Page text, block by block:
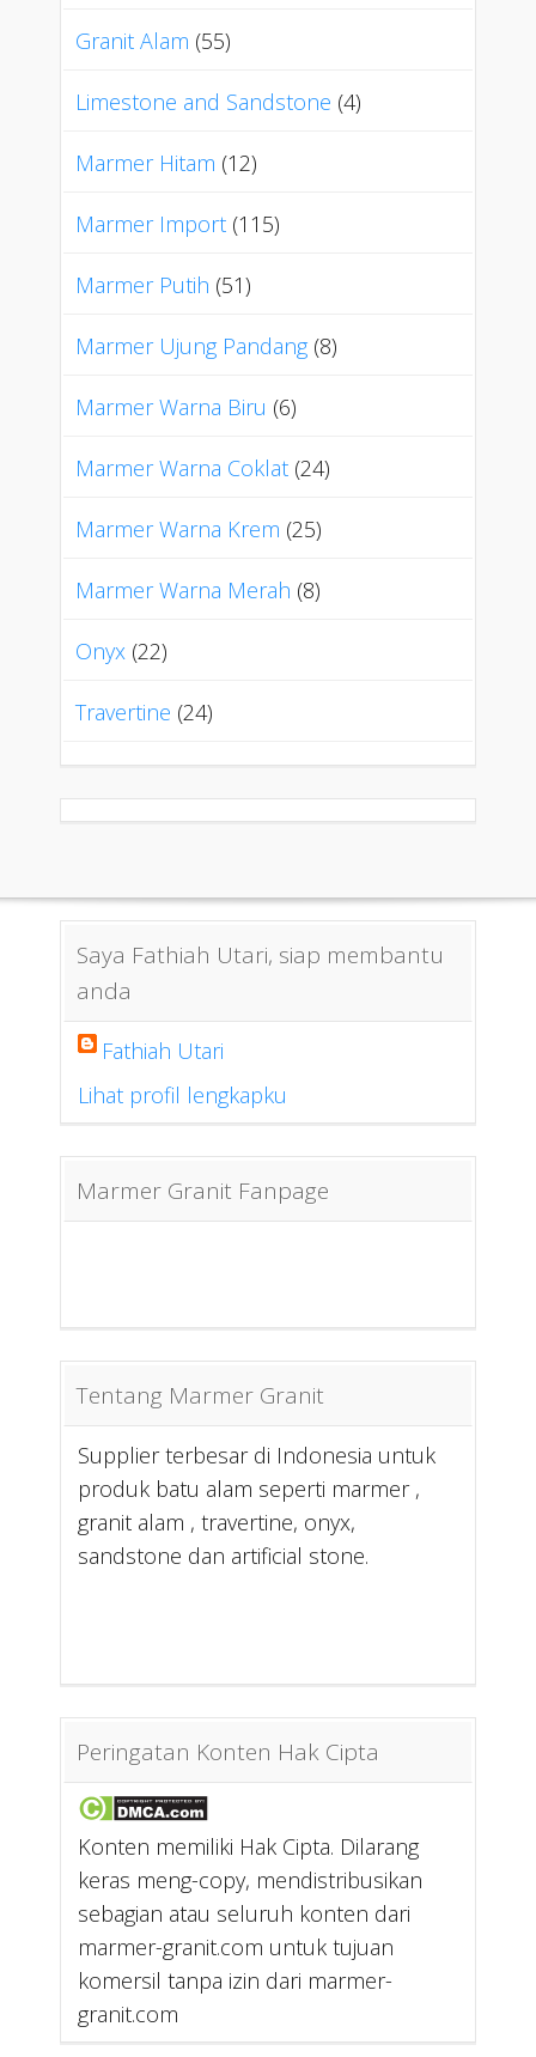
Granit Alam (55)
Limestone and Sandstone (4)
Marmer Hitam (12)
Marmer Import (115)
Marmer Putih (51)
Marmer Ujung Pandang (8)
Marmer Warna Biru (6)
Marmer Warna Coklat (24)
Marmer Warna Krem (25)
Marmer Warna Merah (8)
Onyx (22)
Travertine (24)
Saya Fathiah Utari, siap membantu
anda
Fathiah Utari
Lihat profil lengkapku
Marmer Granit Fanpage
Tentang Marmer Granit
Supplier terbesar di Indonesia untuk
produk batu alam seperti marmer ,
granit alam , travertine, onyx,
sandstone dan artificial stone.
Peringatan Konten Hak Cipta
Konten memiliki Hak Cipta. Dilarang
keras meng-copy, mendistribusikan
sebagian atau seluruh konten dari
marmer-granit.com untuk tujuan
komersil tanpa izin dari marmer-
granit.com